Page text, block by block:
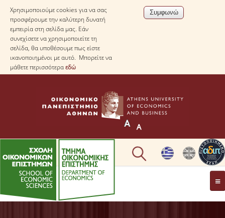
Χρησιμοποιούμε cookies για να σας
προσφέρουμε την καλύτερη δυνατή
εμπειρία στη σελίδα μας. Εάν
συνεχίσετε να χρησιμοποιείτε τη
σελίδα, θα υποθέσουμε πως είστε
ικανοποιημένοι με αυτό. Μπορείτε να
μάθετε περισσότεραεδώ
ΤΟ TΜΗΜΑ